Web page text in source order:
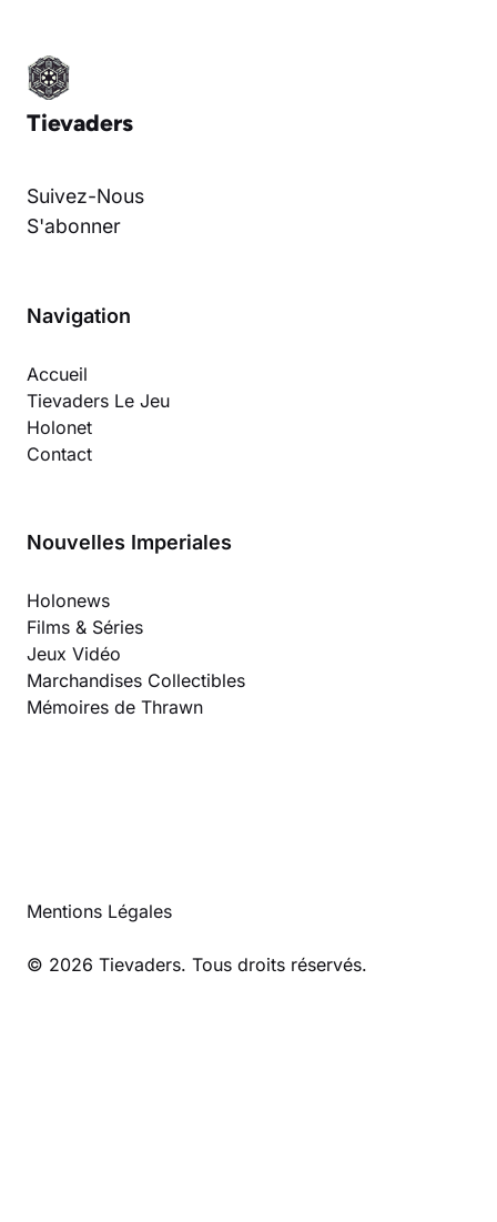
Tievaders
Suivez-Nous
S'abonner
Navigation
Accueil
Tievaders Le Jeu
Holonet
Contact
Nouvelles Imperiales
Holonews
Films & Séries
Jeux Vidéo
Marchandises Collectibles
Mémoires de Thrawn
© 2026 Tievaders. Tous droits réservés.
Mentions Légales